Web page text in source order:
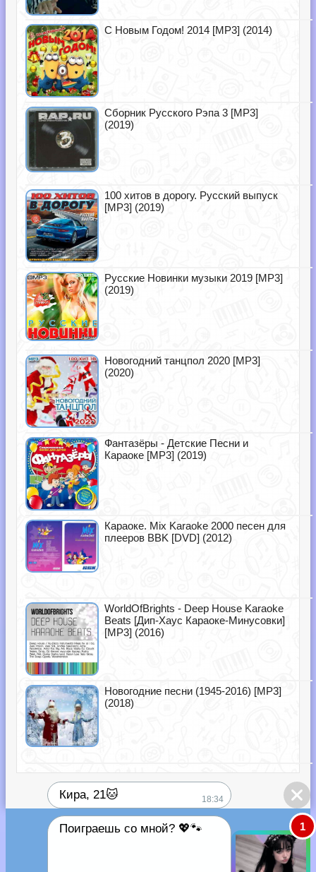
С Новым Годом! 2014 [MP3] (2014)
Сборник Русского Рэпа 3 [MP3]
(2019)
100 хитов в дорогу. Русский выпуск
[MP3] (2019)
Русские Новинки музыки 2019 [MP3]
(2019)
Новогодний танцпол 2020 [MP3]
(2020)
Фантазёры - Детские Песни и
Караоке [MP3] (2019)
Караоке. Mix Karaoke 2000 песен для
плееров BBK [DVD] (2012)
WorldOfBrights - Deep House Karaoke
Beats [Дип-Хаус Караоке-Минусовки]
[MP3] (2016)
Новогодние песни (1945-2016) [MP3]
(2018)
Кира, 21🐱 18:34
Поиграешь со мной? 💖🐾 1